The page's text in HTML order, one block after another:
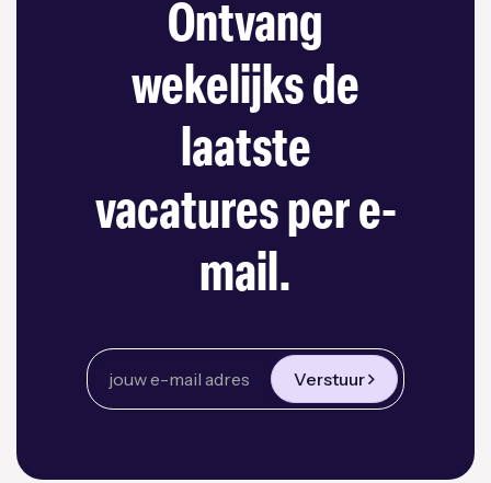
Ontvang
wekelijks de
laatste
vacatures per e-
mail.
Verstuur